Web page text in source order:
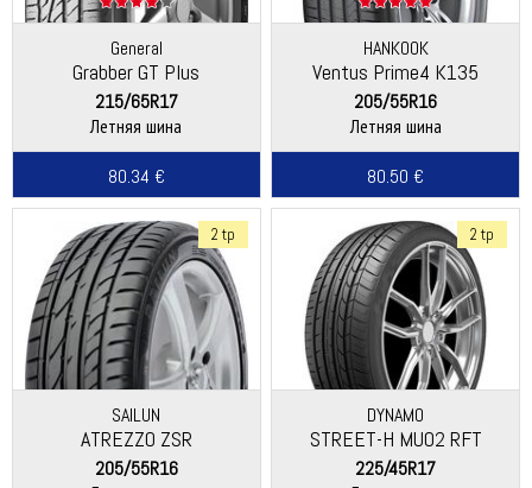
General
Grabber GT Plus
(Continental)
215/65R17
Летняя шина
80.34 €
HANKOOK
Ventus Prime4 K135
205/55R16
Летняя шина
80.50 €
2 tp
SAILUN
ATREZZO ZSR
205/55R16
2 tp
DYNAMO
STREET-H MU02 RFT
225/45R17